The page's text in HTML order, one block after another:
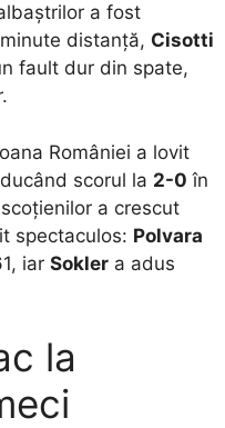
a fost
distanță, Cisotti
fault dur din spate,
României a lovit
scorul la 2-0 în
a crescut
spectaculos: Polvara
iar Sokler a adus
la